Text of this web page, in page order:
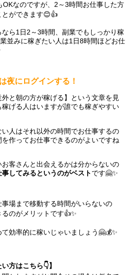
なのですが、2～3時間お仕事した方
ができます😊👍
ら1日2～3時間、副業でもしっかり稼
並みに稼ぎたい人は1日8時間ほどお仕
夜にログインする！
と朝の方が稼げる】という文章を見
げる人はいますが誰でも稼ぎやすい
人はそれ以外の時間でお仕事するの
作ってお仕事できるのがよいですね
客さんと出会えるかは分からないの
してみるというのがベストです🤗✨
場まで移動する時間がいらないの
のがメリットです👍✨
効率的に稼いじゃいましょう🤗💰✨
方はこちら👇】